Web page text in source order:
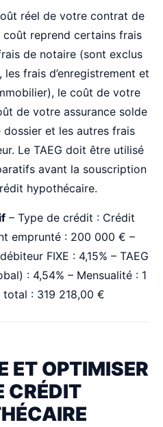
réel de votre contrat de
reprend certains frais
de notaire (sont exclus
frais d’enregistrement et
le coût de votre
de votre assurance solde
et les autres frais
Le TAEG doit être utilisé
avant la souscription
hypothécaire.
– Type de crédit : Crédit
emprunté : 200 000 € –
FIXE : 4,15% – TAEG
: 4,54% – Mensualité : 1
: 319 218,00 €
ET OPTIMISER
CRÉDIT